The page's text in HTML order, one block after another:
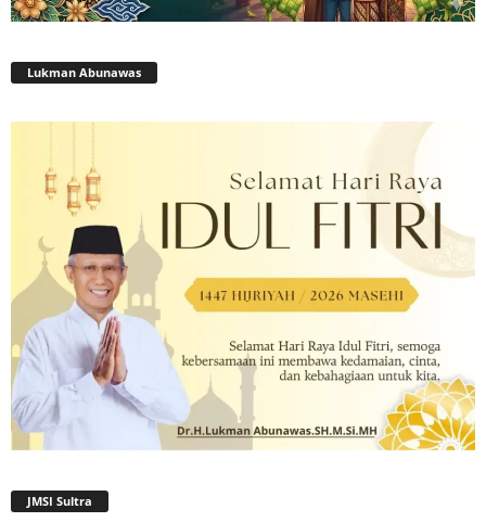
Lukman Abunawas
JMSI Sultra